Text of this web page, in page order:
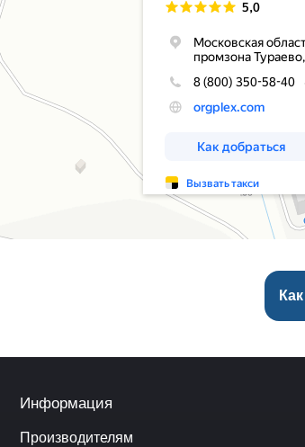
Информация
Производителям